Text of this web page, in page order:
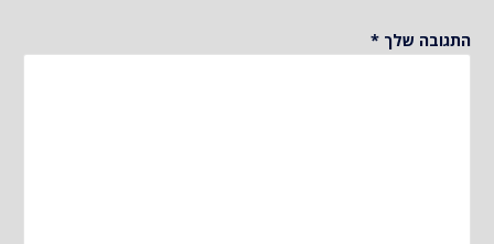
התגובה שלך *